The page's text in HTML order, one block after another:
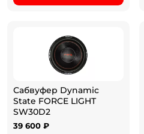
Сабвуфер Dynamic
State FORCE LIGHT
SW30D2
39 600 ₽